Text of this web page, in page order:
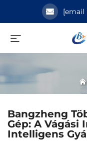
[email
Bangzheng
Gép: A Vágási
Intelligens